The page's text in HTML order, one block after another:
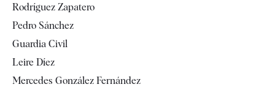
Televisión
Rodríguez Zapatero
Pedro Sánchez
Guardia Civil
Leire Díez
Mercedes González Fernández